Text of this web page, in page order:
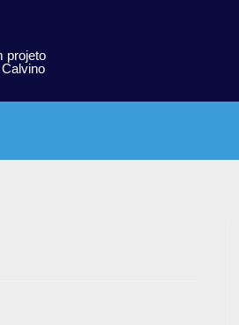
projeto